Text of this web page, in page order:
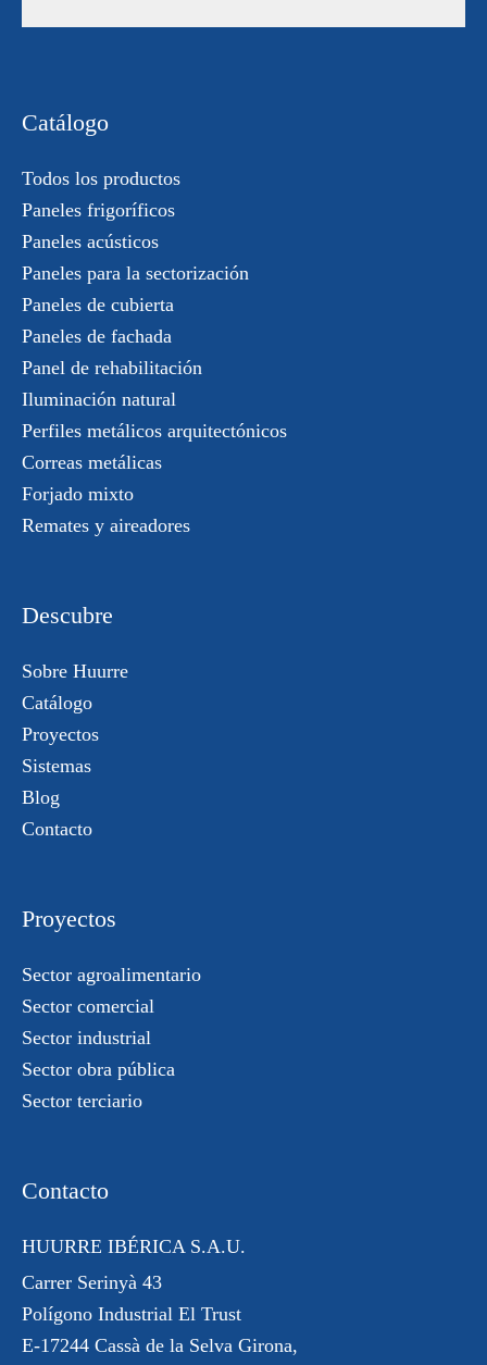
Catálogo
Todos los productos
Paneles frigoríficos
Paneles acústicos
Paneles para la sectorización
Paneles de cubierta
Paneles de fachada
Panel de rehabilitación
Iluminación natural
Perfiles metálicos arquitectónicos
Correas metálicas
Forjado mixto
Remates y aireadores
Descubre
Sobre Huurre
Catálogo
Proyectos
Sistemas
Blog
Contacto
Proyectos
Sector agroalimentario
Sector comercial
Sector industrial
Sector obra pública
Sector terciario
Contacto
HUURRE IBÉRICA S.A.U.
Carrer Serinyà 43
Polígono Industrial El Trust
E-17244 Cassà de la Selva Girona,